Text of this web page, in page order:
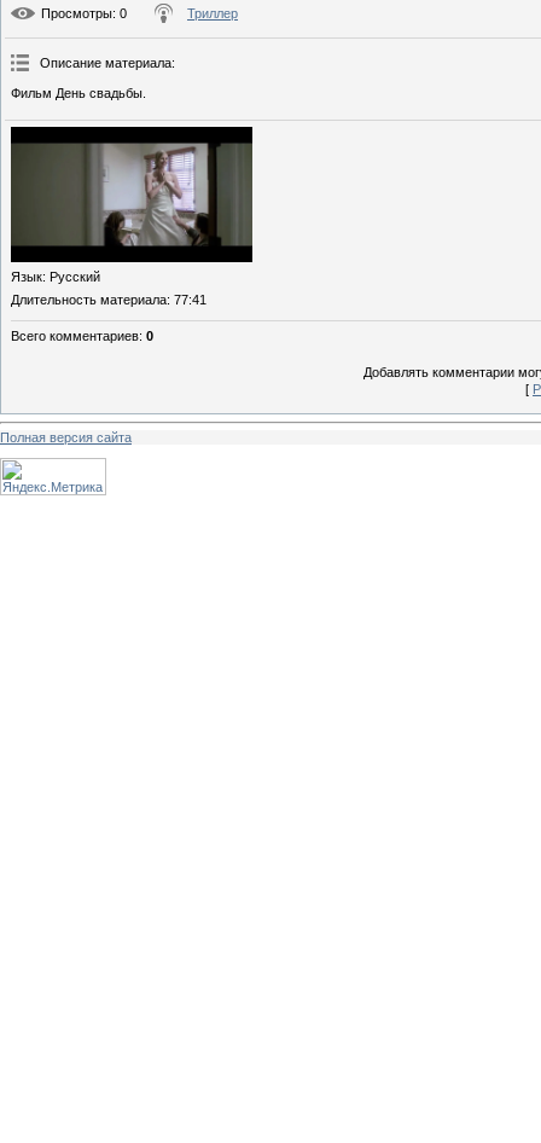
Просмотры: 0 Триллер
Описание материала:
Фильм День свадьбы.
Язык: Русский
Длительность материала: 77:41
Всего комментариев: 0
Добавлять комментарии
[
Полная версия сайта